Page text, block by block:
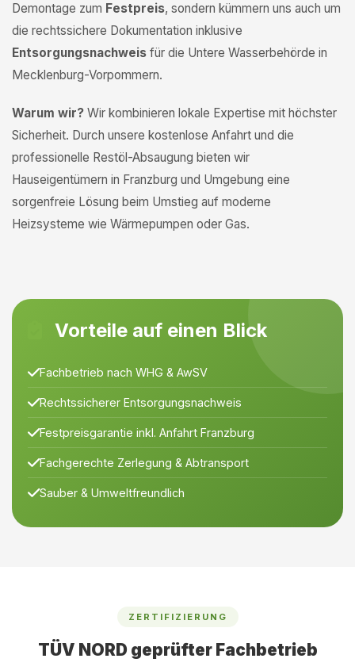
Demontage zum Festpreis, sondern kümmern uns auch um
die rechtssichere Dokumentation inklusive
Entsorgungsnachweis für die Untere Wasserbehörde in
Mecklenburg-Vorpommern.
Warum wir? Wir kombinieren lokale Expertise mit höchster
Sicherheit. Durch unsere kostenlose Anfahrt und die
professionelle Restöl-Absaugung bieten wir
Hauseigentümern in Franzburg und Umgebung eine
sorgenfreie Lösung beim Umstieg auf moderne
Heizsysteme wie Wärmepumpen oder Gas.
Vorteile auf einen Blick
Fachbetrieb nach WHG & AwSV
Rechtssicherer Entsorgungsnachweis
Festpreisgarantie inkl. Anfahrt Franzburg
Fachgerechte Zerlegung & Abtransport
Sauber & Umweltfreundlich
ZERTIFIZIERUNG
TÜV NORD geprüfter Fachbetrieb